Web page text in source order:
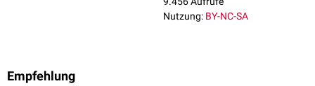
Nutzung: BY-NC-SA
Empfehlung